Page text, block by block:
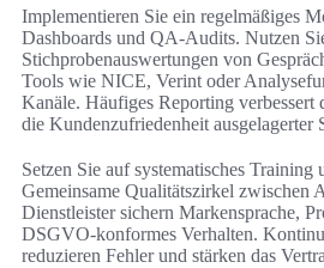
Implementieren Sie ein regelmäßiges
Dashboards und QA-Audits. Nutzen
Stichprobenauswertungen von
Tools wie NICE, Verint oder
Kanäle. Häufiges Reporting verbessert
die Kundenzufriedenheit ausgelagerter
Setzen Sie auf systematisches Training
Gemeinsame Qualitätszirkel zwischen
Dienstleister sichern Markensprache,
DSGVO-konformes Verhalten.
reduzieren Fehler und stärken das